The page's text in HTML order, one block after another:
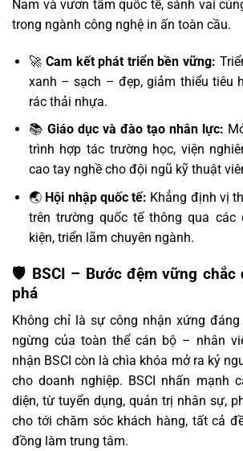
Nam và vươn tầm quốc tế, sánh vai
trong ngành công nghệ in ấn toàn cầu.
🚀 Cam kết phát triển bền vững:
xanh – sạch – đẹp, giảm thiểu tiêu
rác thải nhựa.
📚 Giáo dục và đào tạo nhân lực:
trình hợp tác trường học, viện
cao tay nghề cho đội ngũ kỹ thuật
🌏 Hội nhập quốc tế: Khẳng định vị
trên trường quốc tế thông qua
kiện, triển lãm chuyên ngành.
🛡️ BSCI – Bước đệm vững chắc
phá
Không chỉ là sự công nhận xứng
ngừng của toàn thể cán bộ – nhân
nhận BSCI còn là chìa khóa mở ra kỷ
cho doanh nghiệp. BSCI nhấn mạnh
diện, từ tuyển dụng, quản trị nhân sự,
cho tới chăm sóc khách hàng, tất cả
đồng làm trung tâm.